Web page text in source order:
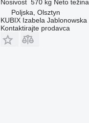
Nosivost 570 kg Neto težina
Poljska, Olsztyn
KUBIX Izabela Jablonowska
Kontaktirajte prodavca